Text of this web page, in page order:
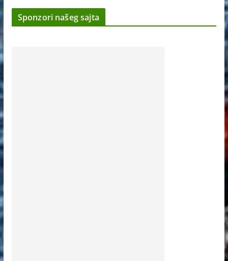
Sponzori našeg sajta